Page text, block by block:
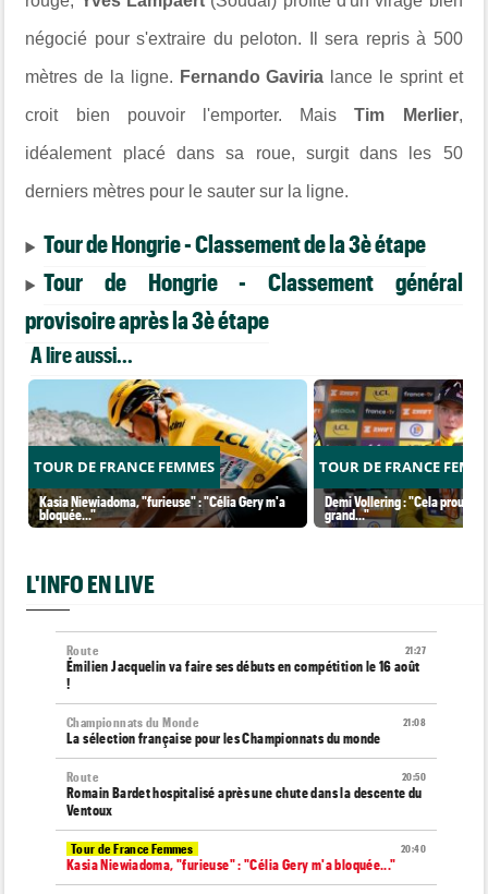
négocié pour s'extraire du peloton. Il sera repris à 500
mètres de la ligne. Fernando Gaviria lance le sprint et
croit bien pouvoir l'emporter. Mais Tim Merlier,
idéalement placé dans sa roue, surgit dans les 50
derniers mètres pour le sauter sur la ligne.
Tour de Hongrie - Classement de la 3è étape
Tour de Hongrie - Classement général
provisoire après la 3è étape
A lire aussi...
TOUR DE FRANCE FEMMES
Kasia Niewiadoma, "furieuse" : "Célia Gery m'a
bloquée..."
TOUR DE FRANCE
Demi Vollering : "Cela prouve
grand..."
L'INFO EN LIVE
21:27
Route
Émilien Jacquelin va faire ses débuts en compétition le 16 août
!
21:08
Championnats du Monde
La sélection française pour les Championnats du monde
20:50
Route
Romain Bardet hospitalisé après une chute dans la descente du
Ventoux
20:40
Tour de France Femmes
Kasia Niewiadoma, "furieuse" : "Célia Gery m'a bloquée..."